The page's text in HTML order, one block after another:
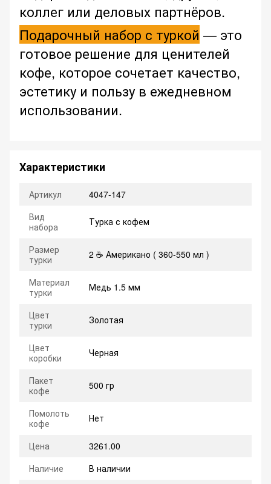
коллег или деловых партнёров.
Подарочный набор с туркой — это
готовое решение для ценителей
кофе, которое сочетает качество,
эстетику и пользу в ежедневном
использовании.
Характеристики
Артикул
4047-147
Вид
набора
Турка с кофем
Размер
турки
2 ☕ Американо ( 360-550 мл )
Материал
турки
Медь 1.5 мм
Цвет
турки
Золотая
Цвет
коробки
Черная
Пакет
кофе
500 гр
Помолоть
кофе
Нет
Цена
3261.00
Наличие
В наличии